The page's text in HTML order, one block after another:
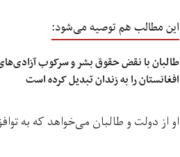
این مطالب هم توصیه می‌شود:
طالبان با نقض حقوق بشر و سرکوب
افغانستان را به زندان تبدیل کرده است
او از دولت و طالبان می‌خواهد که به